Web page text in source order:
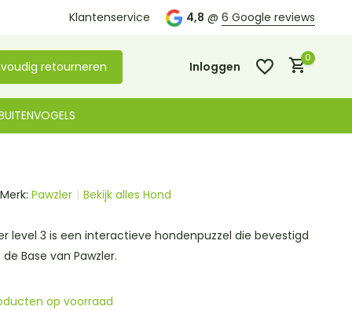
Klantenservice 4,8 @ 6 Google reviews
retourneren Inloggen
0
Merk: Pawzler Bekijk alles Hond
level 3 is een interactieve hondenpuzzel die bevestigd
Base van Pawzler.
op voorraad